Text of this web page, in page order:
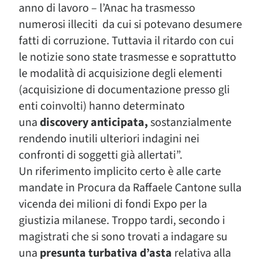
anno di lavoro – l’Anac ha trasmesso
numerosi illeciti da cui si potevano desumere
fatti di corruzione. Tuttavia il ritardo con cui
le notizie sono state trasmesse e soprattutto
le modalità di acquisizione degli elementi
(acquisizione di documentazione presso gli
enti coinvolti) hanno determinato
unadiscovery anticipata,sostanzialmente
rendendo inutili ulteriori indagini nei
confronti di soggetti già allertati”.
Un riferimento implicito certo è alle carte
mandate in Procura da Raffaele Cantone sulla
vicenda dei milioni di fondi Expo per la
giustizia milanese. Troppo tardi, secondo i
magistrati che si sono trovati a indagare su
una presunta turbativa d’asta relativa alla